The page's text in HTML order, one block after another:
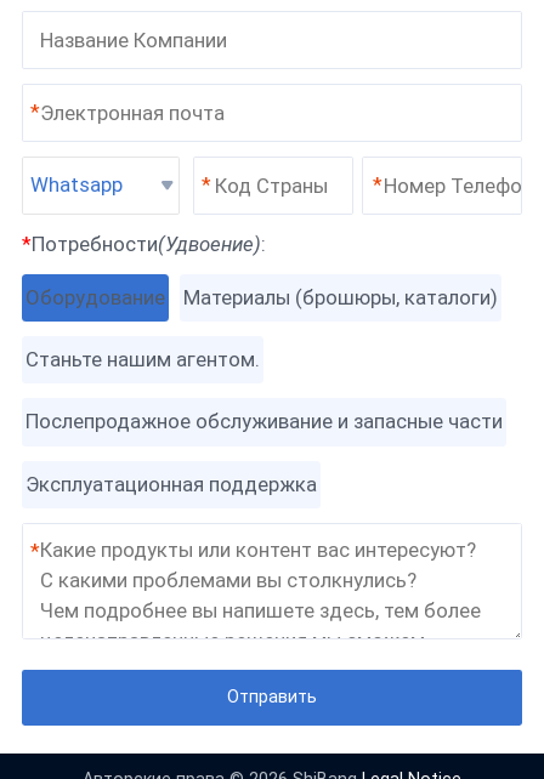
*
Whatsapp * *
*Потребности(Удвоение):
Оборудование Материалы (брошюры, каталоги)
Станьте нашим агентом.
Послепродажное обслуживание и запасные части
Эксплуатационная поддержка
*
Отправить